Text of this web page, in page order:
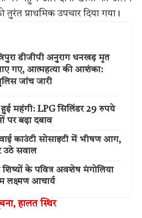
तुरंत प्राथमिक उपचार दिया गया।
डीजीपी अनुराग धनखड़ मृत
गए, आत्महत्या की आशंका:
जांच जारी
महंगी: LPG सिलिंडर 29 रुपये
पर बढ़ा दबाव
काउंटी सोसाइटी में भीषण आग,
उठे सवाल
के पवित्र अवशेष मंगोलिया
लक्ष्मण आचार्य
हालत स्थिर